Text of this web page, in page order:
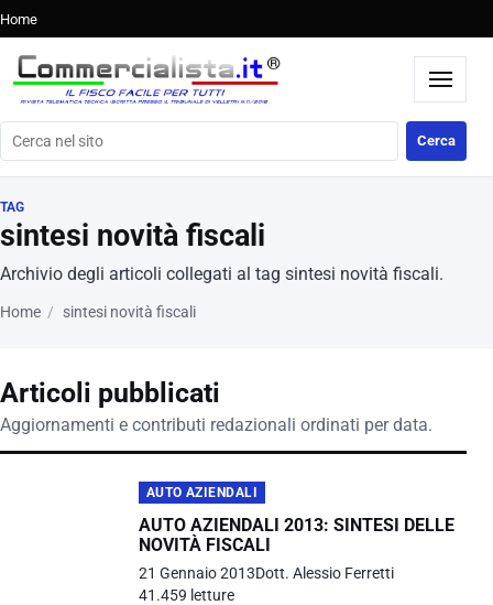
Home
Cerca nel sito Cerca
TAG
sintesi novità fiscali
Archivio degli articoli collegati al tag sintesi novità fiscali.
Home sintesi novità fiscali
Articoli pubblicati
Aggiornamenti e contributi redazionali ordinati per data.
AUTO AZIENDALI
AUTO AZIENDALI 2013: SINTESI DELLE
NOVITÀ FISCALI
21 Gennaio 2013Dott. Alessio Ferretti
41.459 letture